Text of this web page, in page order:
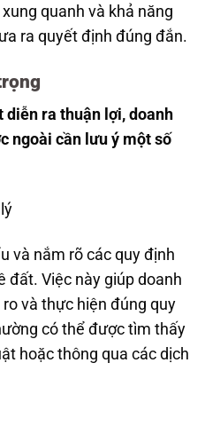
quanh và khả năng
ra quyết định đúng đắn.
ra thuận lợi, doanh
ngoài cần lưu ý một số
và nắm rõ các quy định
đất. Việc này giúp doanh
và thực hiện đúng quy
có thể được tìm thấy
hoặc thông qua các dịch